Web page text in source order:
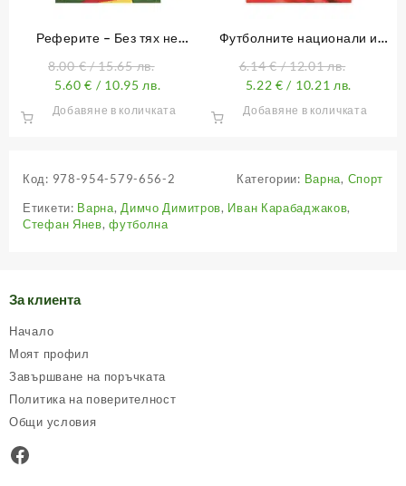
Реферите – Без тях не
8.00€/ 15.65 лв.
5.60€ / 10.95 лв.
Добавяне в количката
Футболните национали и
те финала на Стария
континент)
6.14€/ 12.01 лв.
5.22€ / 10.21 лв.
Добавяне в количката
Код: 978-954-579-656-2 Категории: Варна, Спорт
Етикети: Варна,Димчо Димитров, Иван Карабаджаков,
Стефан Янев,футболна
За клиента
Начало
Моят профил
Завършване на поръчката
Политика на поверителност
Общи условия
Facebook